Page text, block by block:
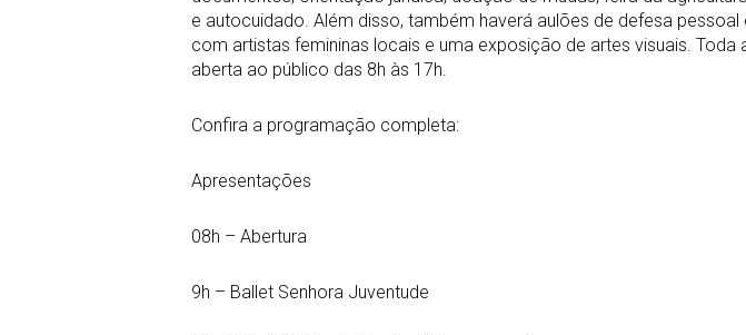
e autocuidado. Além disso, também haverá aulões de defesa pessoal
com artistas femininas locais e uma exposição de artes visuais. Toda
aberta ao público das 8h às 17h.
Confira a programação completa:
Apresentações
08h – Abertura
9h – Ballet Senhora Juventude